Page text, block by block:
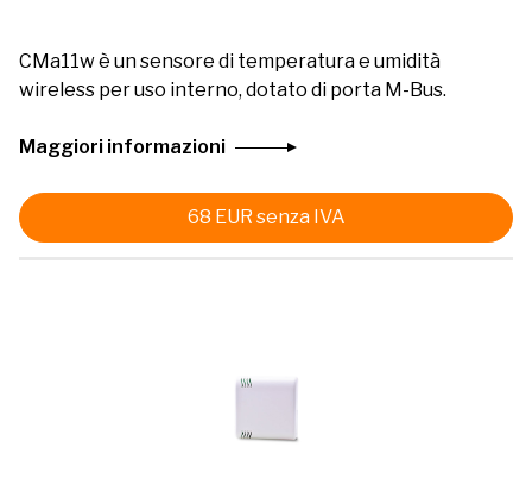
CMa11w è un sensore di temperatura e umidità
wireless per uso interno, dotato di porta M-Bus.
Maggiori informazioni
68 EUR senza IVA